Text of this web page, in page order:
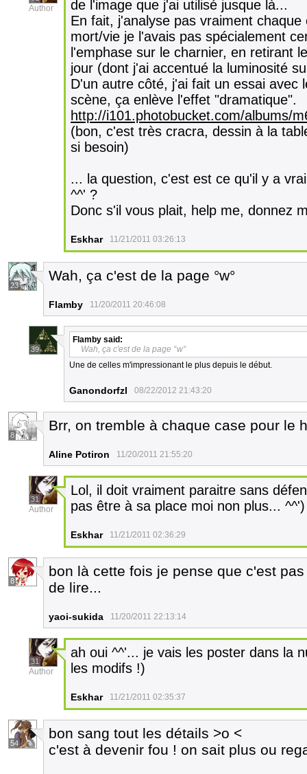
Author
de l'image que j'ai utilisé jusque là...
En fait, j'analyse pas vraiment
mort/vie je l'avais pas spécialement
l'emphase sur le charnier, en retirant
jour (dont j'ai accentué la luminosité
D'un autre côté, j'ai fait un essai avec
scène, ça enlève l'effet "dramatique".
http://i101.photobucket.com/albums/
(bon, c'est très cracra, dessin à la
si besoin)
... la question, c'est est ce qu'il y a
^^' ?
Donc s'il vous plait, help me, donnez
Eskhar 11/21/2011 03:26:13
23
Wah, ça c'est de la page °w°
Flamby 11/20/2011 20:46:08
39
Flamby said:
Wah, ça c'est de la page °w°
Une de celles m'impressionant le plus depuis le début.
Ganondorfzl 08/22/2012 21:43:20
8
Brr, on tremble à chaque case pour le
Aline Potiron 11/20/2011 21:55:20
31
Author
Lol, il doit vraiment paraitre sans
pas être à sa place moi non plus... ^^')
Eskhar 11/21/2011 02:36:29
8
bon là cette fois je pense que c'est
de lire...
yaoi-sukida 11/20/2011 22:13:14
31
Author
ah oui ^^'... je vais les poster dans la
les modifs !)
Eskhar 11/21/2011 02:35:37
54
bon sang tout les détails >o <
c'est à devenir fou ! on sait plus ou